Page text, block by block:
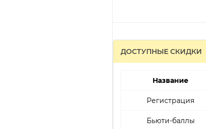
ДОСТУПНЫЕ СКИДКИ
Название
Регистрация
Бьюти-баллы